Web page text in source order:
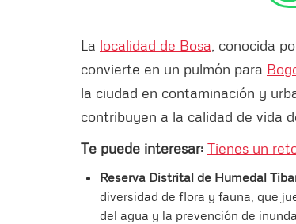
La localidad de Bosa , conocida
convierte en un pulmón para
la ciudad en contaminación y
contribuyen a la calidad de vida
Te puede interesar: Tienes un
Reserva Distrital de Humedal
diversidad de flora y fauna, que
del agua y la prevención de